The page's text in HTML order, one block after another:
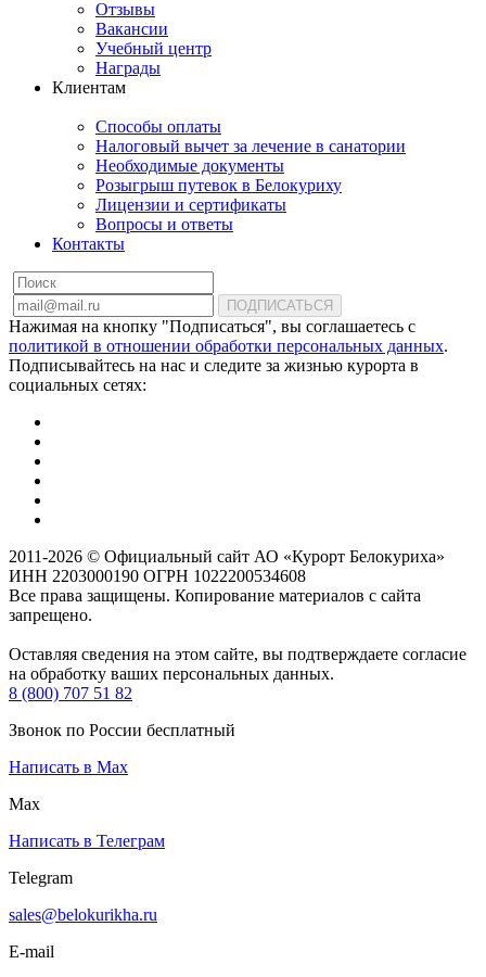
Отзывы
Вакансии
Учебный центр
Награды
Клиентам
Способы оплаты
Налоговый вычет за лечение в санатории
Необходимые документы
Розыгрыш путевок в Белокуриху
Лицензии и сертификаты
Вопросы и ответы
Контакты
ПОДПИСАТЬСЯ
Нажимая на кнопку "Подписаться", вы соглашаетесь с
политикой в отношении обработки персональных данных.
Подписывайтесь на нас и следите за жизнью курорта в
социальных сетях:
2011-2026 © Официальный сайт АО «Курорт Белокуриха»
ИНН 2203000190 ОГРН 1022200534608
Все права защищены. Копирование материалов с сайта
запрещено.
Оставляя сведения на этом сайте, вы подтверждаете согласие
на обработку ваших персональных данных.
8 (800) 707 51 82
Звонок по России бесплатный
Написать в Max
Max
Написать в Телеграм
Telegram
sales@belokurikha.ru
E-mail